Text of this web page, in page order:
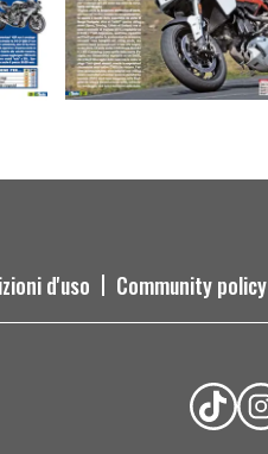
d'uso Community policy